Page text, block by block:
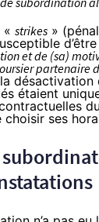
« strikes »
et de (sa)
partenaire
étaient
ses